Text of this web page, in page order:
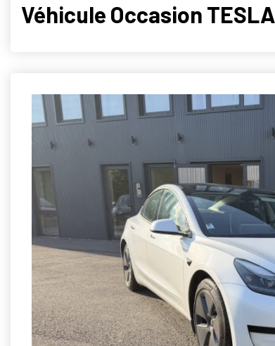
Véhicule Occasion